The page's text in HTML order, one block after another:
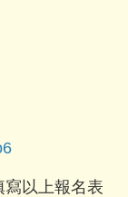
以上報名表